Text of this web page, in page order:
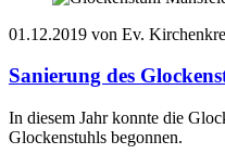
01.12.2019 von Ev.
Sanierung des
In diesem Jahr konnte die
Glockenstuhls begonnen.